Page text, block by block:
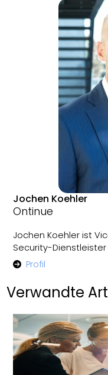
Jochen Koehler
Ontinue
Jochen Koehler ist
Security-Dienstleister
Profil
Verwandte